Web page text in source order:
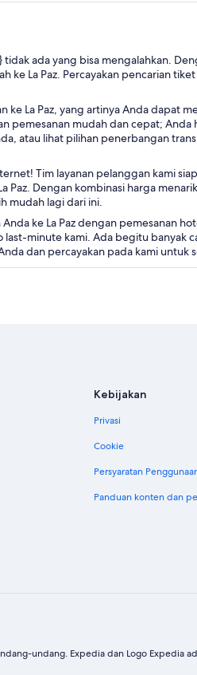
ada yang bisa mengalahkan.
La Paz. Percayakan pencarian
La Paz, yang artinya Anda dapat
pemesanan mudah dan cepat;
atau lihat pilihan penerbangan
Tim layanan pelanggan kami
Dengan kombinasi harga
mudah lagi dari ini.
ke La Paz dengan pemesanan
minute kami. Ada begitu banyak
dan percayakan pada kami
Kebijakan
Privasi
Cookie
Persyaratan
Panduan konten dan
undang. Expedia dan Logo Expedia